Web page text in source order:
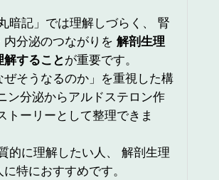
暗記」では理解しづらく、 腎
分泌のつながりを 解剖生理
することが重要です。
ぜそうなるのか」を重視した構
ン分泌からアルドステロン作
トーリーとして整理できま
的に理解したい人、 解剖生理
特におすすめです。